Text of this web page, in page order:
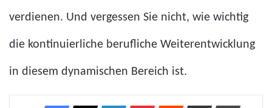
verdienen. Und vergessen Sie nicht, wie wichtig
die kontinuierliche berufliche Weiterentwicklung
in diesem dynamischen Bereich ist.